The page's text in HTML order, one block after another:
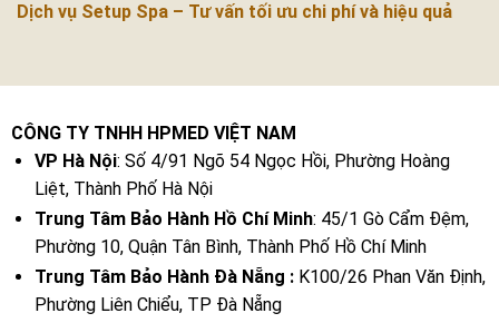
Dịch vụ Setup Spa – Tư vấn tối ưu chi phí và hiệu quả
CÔNG TY TNHH HPMED VIỆT NAM
VP Hà Nội: Số 4/91 Ngõ 54 Ngọc Hồi, Phường Hoàng
Liệt, Thành Phố Hà Nội
Trung Tâm Bảo Hành Hồ Chí Minh: 45/1 Gò Cẩm Đệm,
Phường 10, Quận Tân Bình, Thành Phố Hồ Chí Minh
Trung Tâm Bảo Hành Đà Nẵng :K100/26 Phan Văn Định,
Phường Liên Chiểu, TP Đà Nẵng